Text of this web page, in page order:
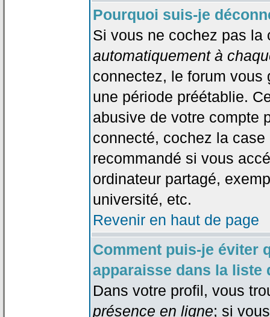
Pourquoi suis-je
Si vous ne cochez pas
automatiquement à
connectez, le forum vous
une période préétablie.
abusive de votre compte
connecté, cochez la
recommandé si vous
ordinateur partagé,
université, etc.
Revenir en haut de page
Comment puis-je éviter
apparaisse dans la liste
Dans votre profil, vous
présence en ligne; si